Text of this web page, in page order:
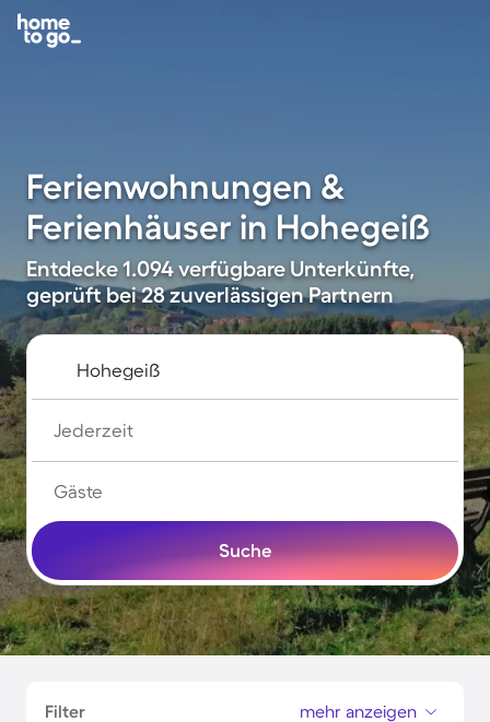
Ferienwohnungen &
Ferienhäuser in Hohegeiß
Entdecke 1.094 verfügbare Unterkünfte,
geprüft bei 28 zuverlässigen Partnern
Jederzeit
Gäste
Suche
Filter mehr anzeigen